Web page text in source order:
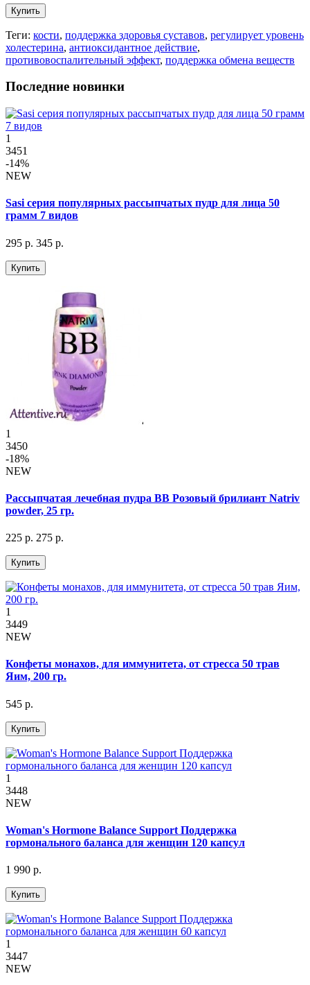
Купить
Теги: кости, поддержка здоровья суставов, регулирует уровень
холестерина, антиоксидантное действие,
противовоспалительный эффект, поддержка обмена веществ
Последние новинки
1
3451
-14%
NEW
Sasi серия популярных рассыпчатых пудр для лица 50
грамм 7 видов
295 р. 345 р.
Купить
1
3450
-18%
NEW
Рассыпчатая лечебная пудра BB Розовый брилиант Natriv
powder, 25 гр.
225 р. 275 р.
Купить
1
3449
NEW
Конфеты монахов, для иммунитета, от стресса 50 трав
Яим, 200 гр.
545 р.
Купить
1
3448
NEW
Woman's Hormone Balance Support Поддержка
гормонального баланса для женщин 120 капсул
1 990 р.
Купить
1
3447
NEW